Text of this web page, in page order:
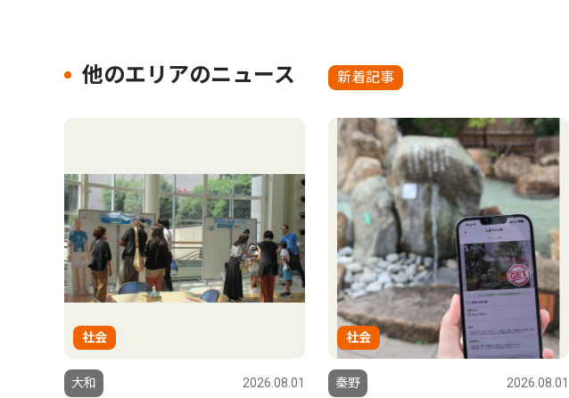
他のエリアのニュース 新着記事
社会
大和 2026.08.01
社会
秦野 2026.08.01